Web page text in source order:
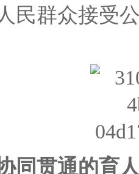
民群众接受
同贯通的育